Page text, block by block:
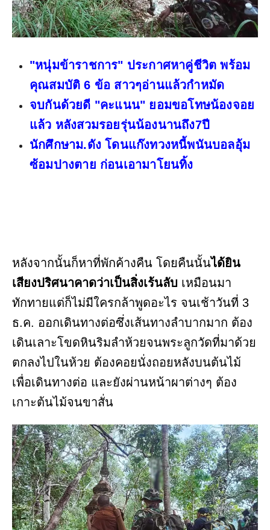
"หนุ่มข้าราชการ" ประกาศหาคู่ชีวิต พร้อม
คุณสมบัติ 6 ข้อ สาวๆอ่านแล้วกำหมัด
จบกันด้วยดี "คะแนน" ยอมขอโทษน้องจอย
แล้ว หลังสวมรอยรุ่นน้องนานถึง7ปี
นักศึกษาม.ดัง โดนแก๊งทวงหนี้พนันบอลอุ้ม
ซ้อมปางตาย ก่อนเอามาโยนทิ้ง
หลังจากนั้นก็หาที่พักค้างคืน โดยคืนนั้นได้ยิน
เสียงปริศนาคาดว่าเป็นสิ่งเร้นลับ เหมือนมา
ทักทายแต่ก็ไม่มีใครกล้าพูดอะไร จนเช้าวันที่ 3
ธ.ค. ออกเดินทางต่อซึ่งเส้นทางลำบากมาก ต้อง
เดินเลาะโขดหินริมลำห้วยจนพระลูกวัดที่มาด้วย
ตกลงไปในห้วย ต้องคอยนั่งถอยหลังบนต้นไม้
เพื่อเดินทางต่อ และยังผ่านหน้าผาต่างๆ ต้อง
เกาะต้นไม้จนขาสั่น